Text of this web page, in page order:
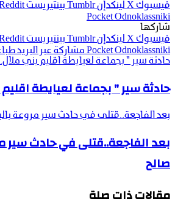
فيسبوك‫X لينكدإن بينتيريست
Odnoklassniki
‫Pocket
شاركها
فيسبوك‫X لينكدإن بينتيريست
Odnoklassniki
‫Pocket مشاركة عبر البريد
حادثة سير " بجماعة لعيايطة اقليم بني ملال.
حادثة سير " بجماعة لعيايطة
بعد الفاجعة..قتلى في حادث سير مروعة
بعد الفاجعة..قتلى في حادث سير
صالح
مقالات ذات صلة